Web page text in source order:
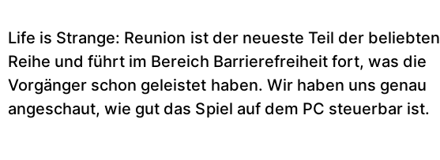
Life is Strange: Reunion ist der neueste Teil der beliebten
Reihe und führt im Bereich Barrierefreiheit fort, was die
Vorgänger schon geleistet haben. Wir haben uns genau
angeschaut, wie gut das Spiel auf dem PC steuerbar ist.